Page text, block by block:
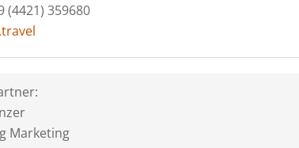
(4421) 359680
Marketing